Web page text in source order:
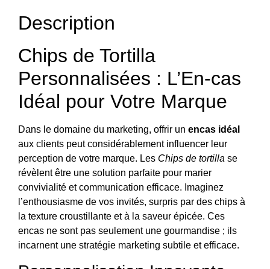
Description
Chips de Tortilla
Personnalisées : L’En-cas
Idéal pour Votre Marque
Dans le domaine du marketing, offrir un encas idéal
aux clients peut considérablement influencer leur
perception de votre marque. Les Chips de tortilla se
révèlent être une solution parfaite pour marier
convivialité et communication efficace. Imaginez
l’enthousiasme de vos invités, surpris par des chips à
la texture croustillante et à la saveur épicée. Ces
encas ne sont pas seulement une gourmandise ; ils
incarnent une stratégie marketing subtile et efficace.